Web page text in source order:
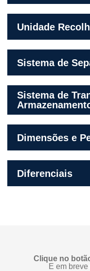
Unidade
Sistema de
Sistema de
Dimensões e
Diferenciais
Clique no
E em